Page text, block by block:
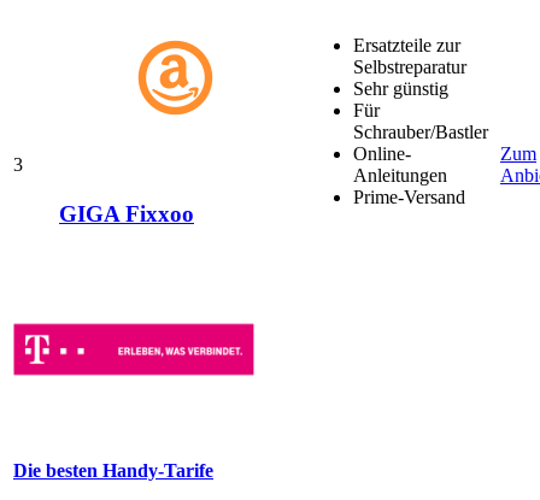
3
GIGA Fixxoo
Ersatzteile zur
Selbstreparatur
Sehr günstig
Für
Schrauber/Bastler
Online-
Anleitungen
Prime-Versand
Zum
Die besten Handy-Tarife